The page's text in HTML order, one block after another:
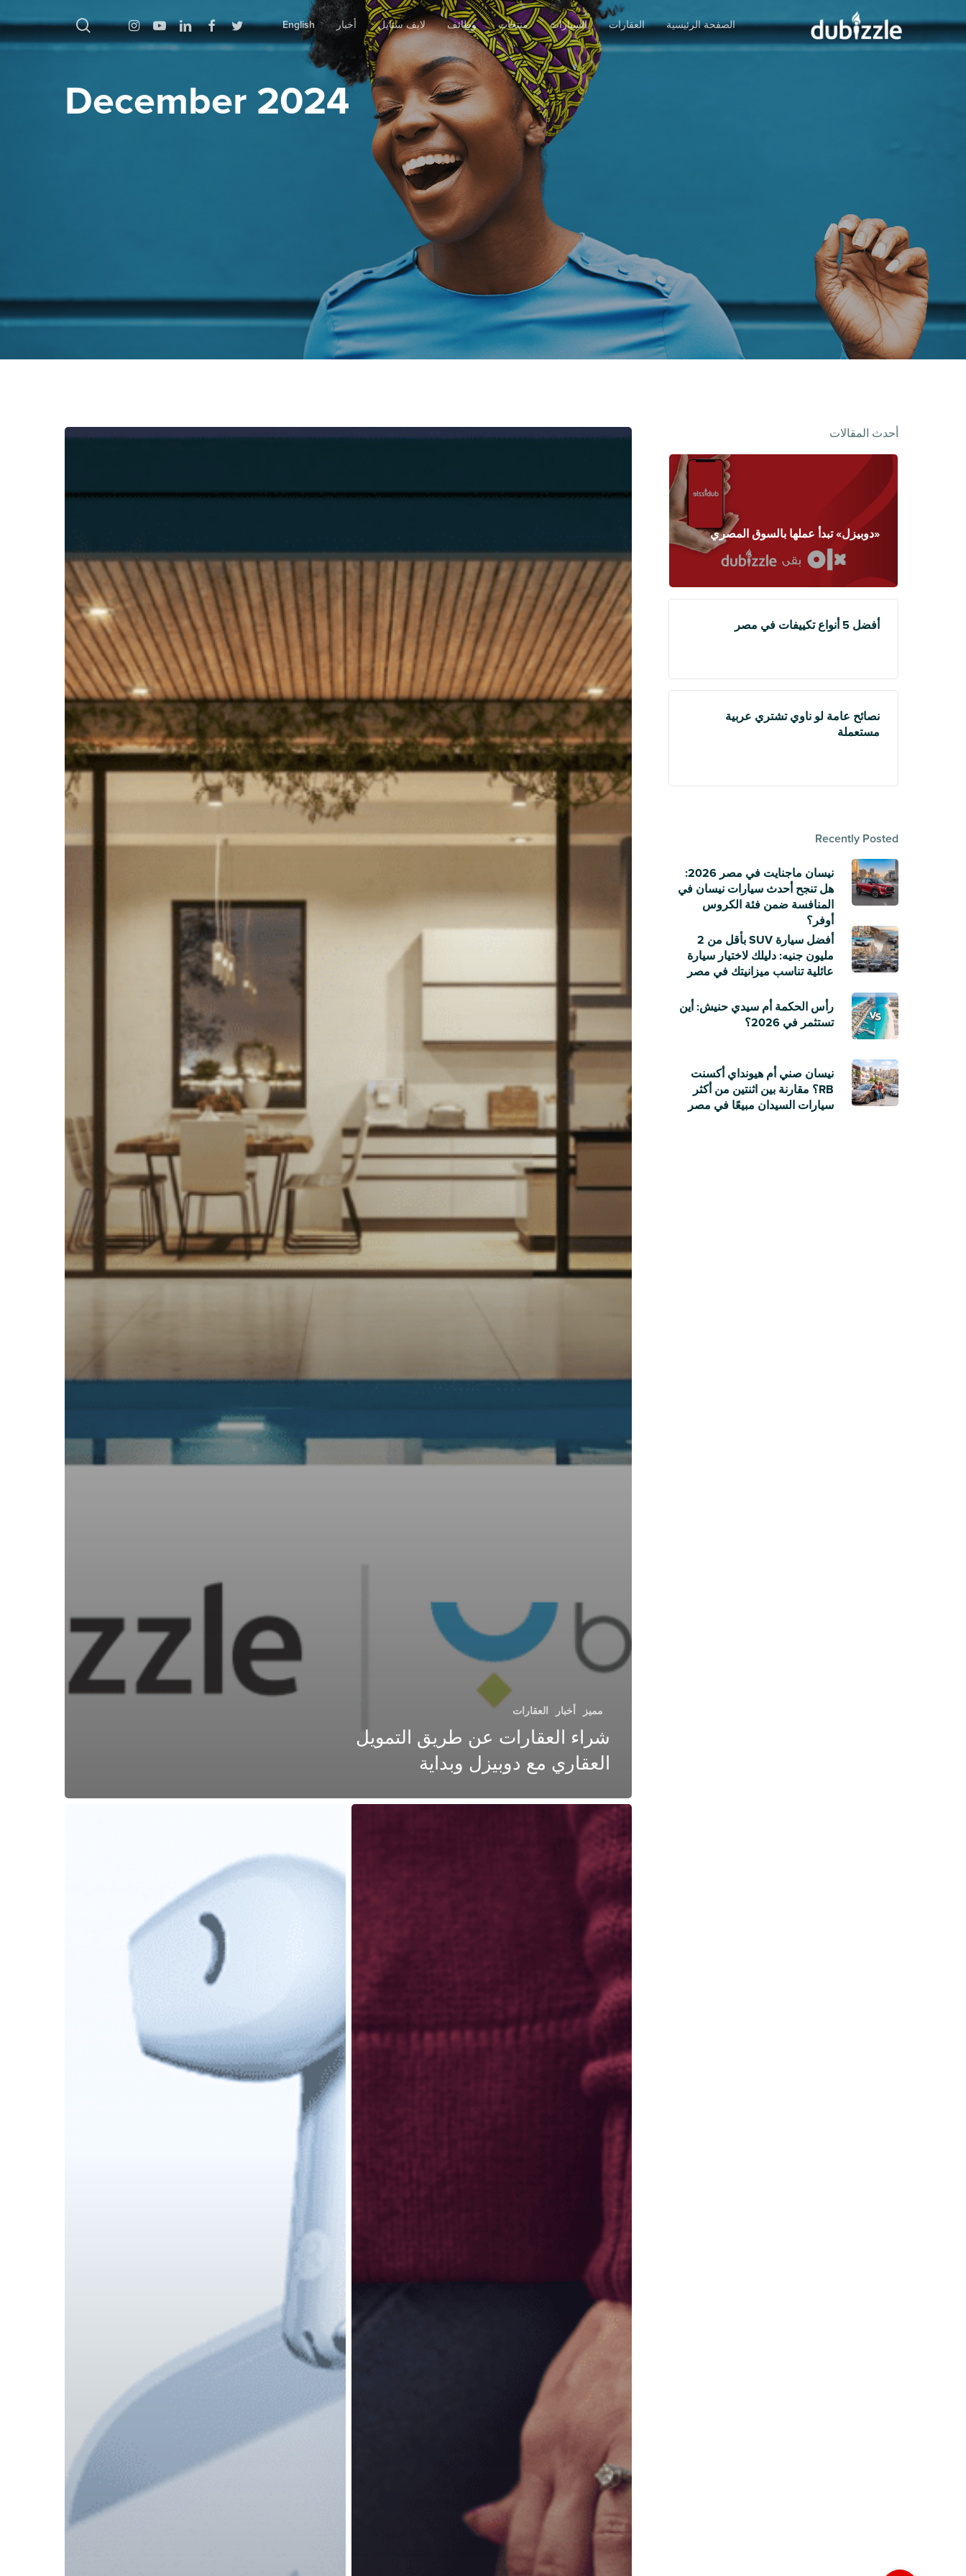
to
اضغط على Enter للبحث أو ESC للإغلاق
الصفحة الرئيسية العقارات السيارات منتجات وظائف لايف ستايل أخبار English
Twitter
Facebook
Linkedin
Youtube
Instagram بحث
December 2024
مميز أخبار العقارات
شراء العقارات عن طريق التمويل
العقاري مع دوبيزل وبداية
أحدث المقالات
«دوبيزل» تبدأ عملها بالسوق المصري
أفضل 5 أنواع تكييفات في مصر
نصائح عامة لو ناوي تشتري عربية
مستعملة
Recently Posted
نيسان ماجنايت في مصر 2026:
هل تنجح أحدث سيارات نيسان في
المنافسة ضمن فئة الكروس
أوفر؟
أفضل سيارة SUV بأقل من 2
مليون جنيه: دليلك لاختيار سيارة
عائلية تناسب ميزانيتك في مصر
رأس الحكمة أم سيدي حنيش: أين
تستثمر في 2026؟
نيسان صني أم هيونداي أكسنت
RB؟ مقارنة بين اثنتين من أكثر
سيارات السيدان مبيعًا في مصر